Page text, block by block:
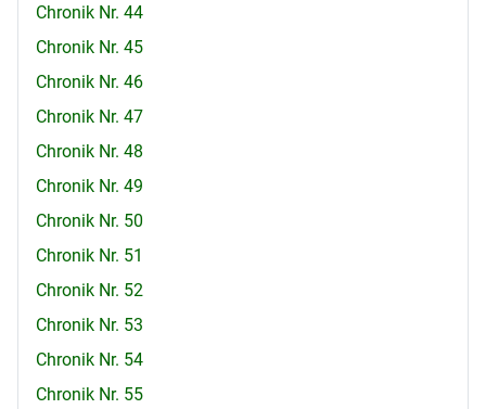
Chronik Nr. 44
Chronik Nr. 45
Chronik Nr. 46
Chronik Nr. 47
Chronik Nr. 48
Chronik Nr. 49
Chronik Nr. 50
Chronik Nr. 51
Chronik Nr. 52
Chronik Nr. 53
Chronik Nr. 54
Chronik Nr. 55